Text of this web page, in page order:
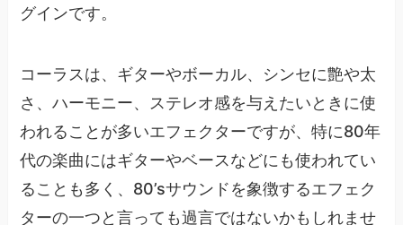
グインです。
コーラスは、ギターやボーカル、シンセに艶や太
さ、ハーモニー、ステレオ感を与えたいときに使
われることが多いエフェクターですが、特に80年
代の楽曲にはギターやベースなどにも使われてい
ることも多く、80’sサウンドを象徴するエフェク
ターの一つと言っても過言ではないかもしれませ